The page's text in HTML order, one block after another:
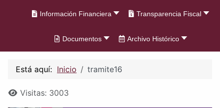
Información Financiera Transparencia Fiscal
Documentos Archivo Histórico
Está aquí: Inicio tramite16
Detalles
Visitas: 3003